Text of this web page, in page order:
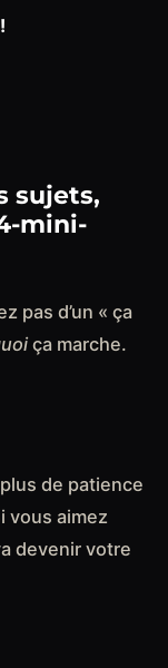
sujets,
mini-
pas d’un « ça
ça marche.
de patience
vous aimez
devenir votre